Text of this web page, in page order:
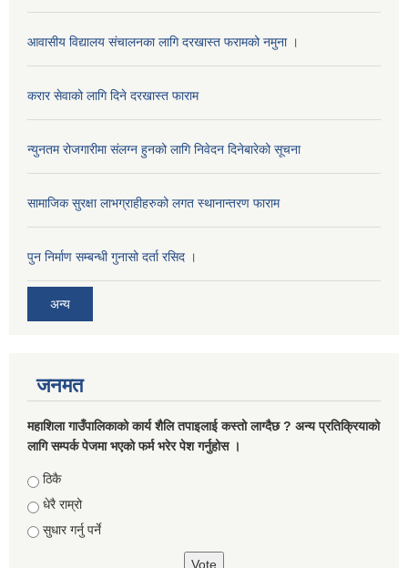
आवासीय विद्यालय संचालनका लागि दरखास्त फरामको नमुना ।
करार सेवाको लागि दिने दरखास्त फाराम
न्युनतम रोजगारीमा संलग्न हुनको लागि निवेदन दिनेबारेको सूचना
सामाजिक सुरक्षा लाभग्राहीहरुको लगत स्थानान्तरण फाराम
पुन निर्माण सम्बन्धी गुनासो दर्ता रसिद ।
अन्य
जनमत
महाशिला गाउँपालिकाको कार्य शैलि तपाइलाई कस्तो लाग्दैछ ? अन्य प्रतिक्रियाको
लागि सम्पर्क पेजमा भएको फर्म भरेर पेश गर्नुहोस ।
Choices
ठिकै
धेरै राम्रो
सुधार गर्नु पर्ने